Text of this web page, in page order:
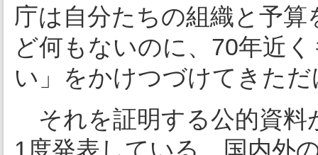
庁は自分たちの組織と予
ど何もないのに、70年近
い」をかけつづけてきた
それを証明する公的資料
1度発表している、国内外